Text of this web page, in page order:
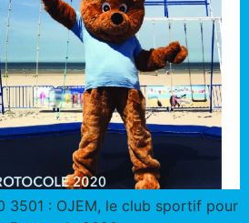
3501 : OJEM, le club sportif pour